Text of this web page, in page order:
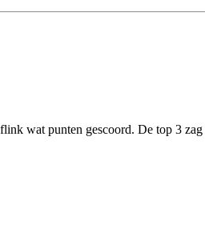
wat punten gescoord. De top 3